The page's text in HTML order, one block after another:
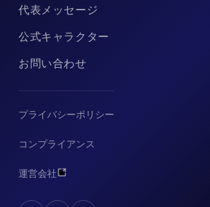
代表メッセージ
公式キャラクター
お問い合わせ
プライバシーポリシー
コンプライアンス
運営会社